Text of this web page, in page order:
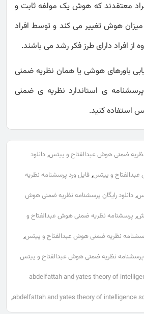
معتقدند که هوش یک مولفه ثابت و
میزان هوش تغییر می کند و توسط افراد
از افراد دارای طرز فکر رشد می باشند.
باورهای هوشی یا همان نظریه ضمنی
ی استاندارد نظریه ی ضمنی
استفاده کنید.
ضمنی هوش عبدالفتاح و ییتس, دانلود
و ییتس, فایل ورد پرسشنامه نظریه
, دانلود رایگان پرسشنامه نظریه ضمنی هوش
, پرسشنامه نظریه ضمنی هوش عبدالفتاح و
پرسشنامه نظریه ضمنی هوش عبدالفتاح و ییتس,
نظریه ضمنی هوش عبدالفتاح و ییتس
abdelfattah and yates theory of
,